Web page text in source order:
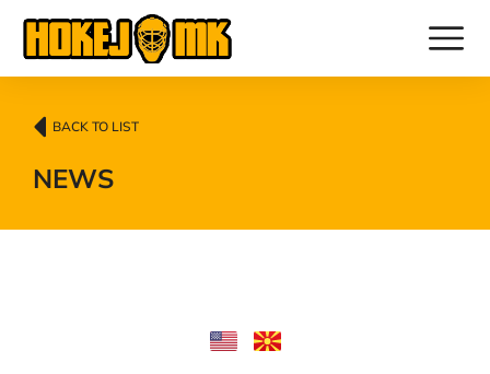
BACK TO LIST
NEWS